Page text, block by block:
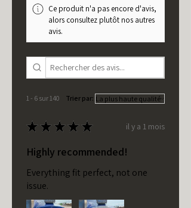
Ce produit n'a pas encore d'avis,
alors consultez plutôt nos autres
avis.
1 - 6 sur 140 Trier par:
★ ★ ★ ★ ★ il y a 1 mois
Highly recommended!
Everything fit perfect, not one
issue.